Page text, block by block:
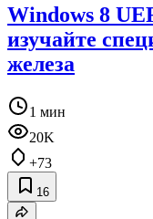
Windows 8
изучайте
железа
1 мин
20K
+73
16